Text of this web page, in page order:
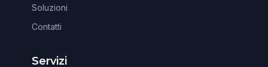
Soluzioni
Contatti
Servizi